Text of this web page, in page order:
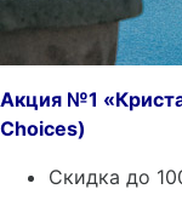
Акция №1
Choices)
Скидка до